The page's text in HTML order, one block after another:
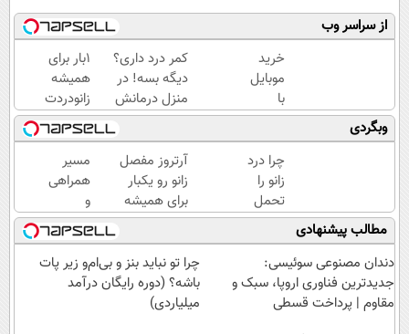
از سراسر وب
خرید
موبایل
با
اسنپ
پی | در
۴
قسط
بدون
سود و
کارمزد!
کمر درد داری؟
دیگه بسه! در
منزل درمانش
کن
(◀پرسش‌نامه)
1بار برای
همیشه
زانودردت
رودرمان کن!
(تکنولوژی
آلمان)
◂پرسشنامه▸
وبگردی
چرا درد
زانو را
تحمل
می‌کنی؟
خیلی
ساده
درمنزل
درمانش
آرتروز مفصل
زانو رو یکبار
برای همیشه
درمان کن!
◗پرسش‌نامه◖
مسیر
همراهی
و
گزارش
عملکرد
گروه
اسنپ
مطالب پیشنهادی
دندان مصنوعی سوئیسی:
جدیدترین فناوری اروپا، سبک و
مقاوم | پرداخت قسطی
چرا تو نباید بنز و بی‌ام‌و زیر پات
باشه؟ (دوره رایگان درآمد
میلیاردی)